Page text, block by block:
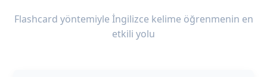
Flashcard yöntemiyle İngilizce kelime öğrenmenin en
etkili yolu